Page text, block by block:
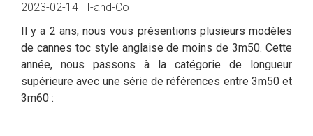
2023-02-14 | T-and-Co
Il y a 2 ans, nous vous présentions plusieurs modèles
de cannes toc style anglaise de moins de 3m50. Cette
année, nous passons à la catégorie de longueur
supérieure avec une série de références entre 3m50 et
3m60 :